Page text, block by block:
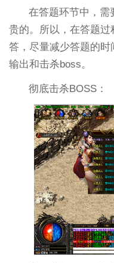
在答题环节中，需
贵的。所以，在答题
答，尽量减少答题的
输出和击杀boss。
彻底击杀BOSS：